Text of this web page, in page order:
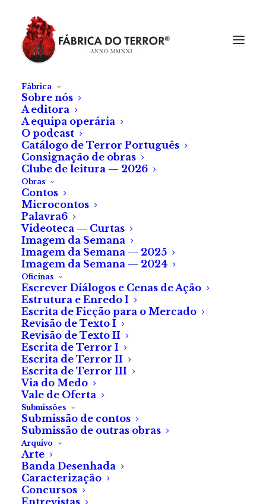
Fábrica
Sobre nós
A editora
A equipa operária
O podcast
Catálogo de Terror Português
Consignação de obras
Clube de leitura — 2026
Obras
Contos
Microcontos
Palavra6
Videoteca — Curtas
Imagem da Semana
Imagem da Semana — 2025
Imagem da Semana — 2024
Oficinas
Escrever Diálogos e Cenas de Ação
Estrutura e Enredo I
Escrita de Ficção para o Mercado
Revisão de Texto I
Revisão de Texto II
Escrita de Terror I
Escrita de Terror II
Escrita de Terror III
Via do Medo
Vale de Oferta
Submissões
Submissão de contos
Submissão de outras obras
Arquivo
Arte
Banda Desenhada
Caracterização
Concursos
Entrevistas
MOTELX: Crítica a
«The Civil Dead», de
Clay Tatum
Secção Serviço de
Quarto